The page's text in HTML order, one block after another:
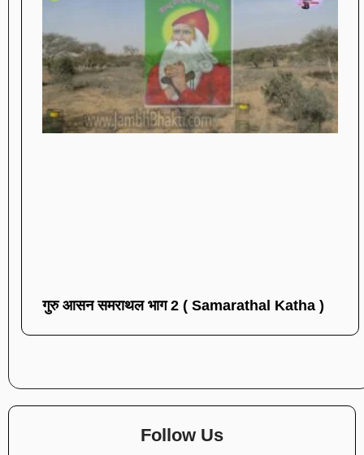
गुरु आसन समराथल भाग 2 ( Samarathal Katha )
Follow Us